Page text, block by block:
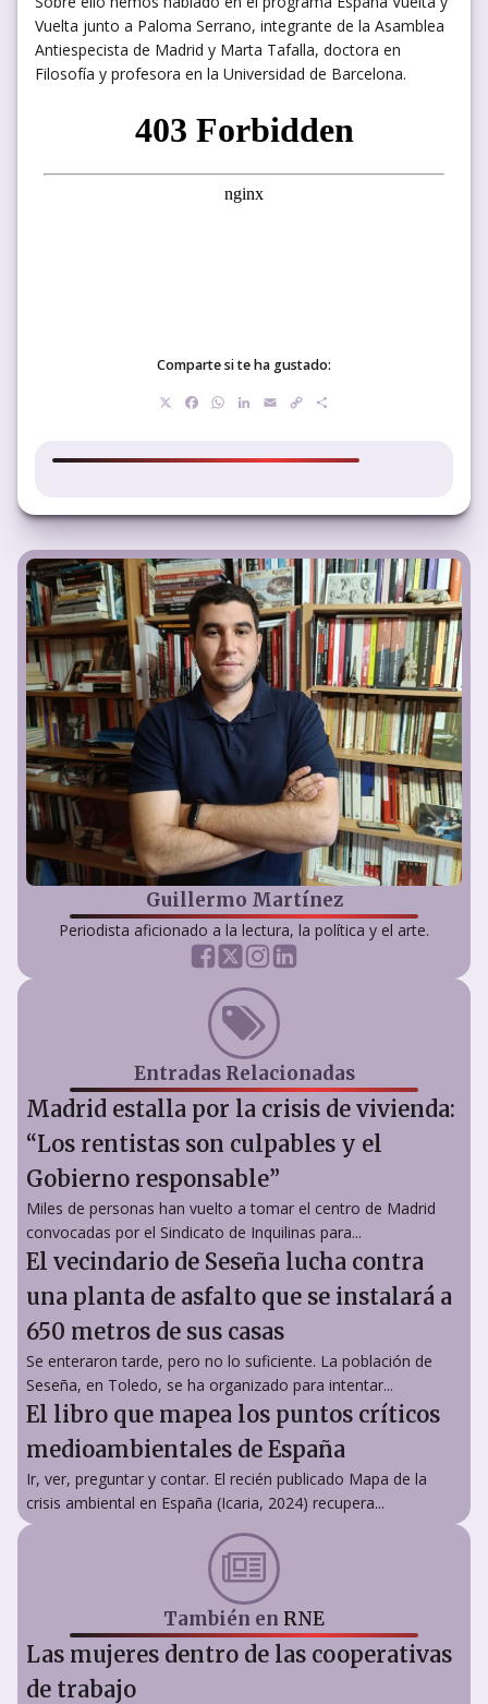
Vuelta junto a Paloma Serrano, integrante de la Asamblea
Antiespecista de Madrid y Marta Tafalla, doctora en
Filosofía y profesora en la Universidad de Barcelona.
Comparte si te ha gustado:
Facebook
WhatsApp
LinkedIn
EmailCopy
Guillermo Martínez
Periodista aficionado a la lectura, la política y el arte.
Entradas Relacionadas
Madrid estalla por la crisis de vivienda:
“Los rentistas son culpables y el
Gobierno responsable”
Miles de personas han vuelto a tomar el centro de Madrid
convocadas por el Sindicato de Inquilinas para...
El vecindario de Seseña lucha contra
una planta de asfalto que se instalará a
650 metros de sus casas
Se enteraron tarde, pero no lo suficiente. La población de
Seseña, en Toledo, se ha organizado para intentar...
El libro que mapea los puntos críticos
medioambientales de España
Ir, ver, preguntar y contar. El recién publicado Mapa de la
crisis ambiental en España (Icaria, 2024) recupera...
También en RNE
Las mujeres dentro de las cooperativas
de trabajo